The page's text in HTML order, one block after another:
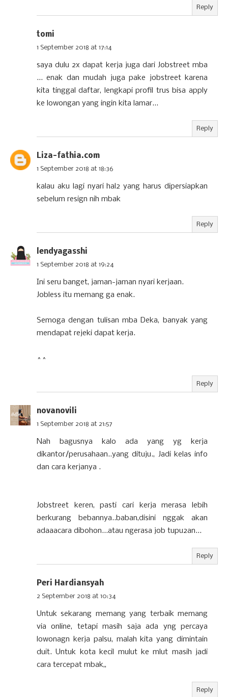
Reply
tomi
1 September 2018 at 17:14
saya dulu 2x dapat kerja juga dari Jobstreet mba
... enak dan mudah juga pake jobstreet karena
kita tinggal daftar, lengkapi profil trus bisa apply
ke lowongan yang ingin kita lamar...
Reply
Liza-fathia.com
1 September 2018 at 18:36
kalau aku lagi nyari hal2 yang harus dipersiapkan
sebelum resign nih mbak
Reply
lendyagasshi
1 September 2018 at 19:24
Ini seru banget, jaman-jaman nyari kerjaan.
Jobless itu memang ga enak.
Semoga dengan tulisan mba Deka, banyak yang
mendapat rejeki dapat kerja.
^^
Reply
novanovili
1 September 2018 at 21:57
Nah bagusnya kalo ada yang yg kerja
dikantor/perusahaan..yang dituju., Jadi kelas info
dan cara kerjanya .
Jobstreet keren, pasti cari kerja merasa lebih
berkurang bebannya..baban,disini nggak akan
adaaacara dibohon...atau ngerasa job tupu2an...
Reply
Peri Hardiansyah
2 September 2018 at 10:34
Untuk sekarang memang yang terbaik memang
via online, tetapi masih saja ada yng percaya
lowonagn kerja palsu, malah kita yang dimintain
duit. Untuk kota kecil mulut ke mlut masih jadi
cara tercepat mbak,,
Reply